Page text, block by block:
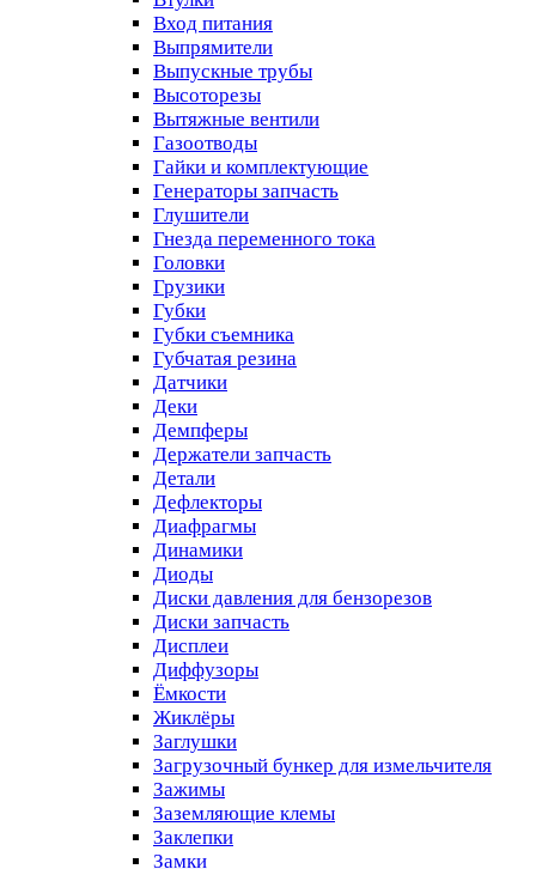
Вход питания
Выпрямители
Выпускные трубы
Высоторезы
Вытяжные вентили
Газоотводы
Гайки и комплектующие
Генераторы запчасть
Глушители
Гнезда переменного тока
Головки
Грузики
Губки
Губки съемника
Губчатая резина
Датчики
Деки
Демпферы
Держатели запчасть
Детали
Дефлекторы
Диафрагмы
Динамики
Диоды
Диски давления для бензорезов
Диски запчасть
Дисплеи
Диффузоры
Ёмкости
Жиклёры
Заглушки
Загрузочный бункер для измельчителя
Зажимы
Заземляющие клемы
Заклепки
Замки